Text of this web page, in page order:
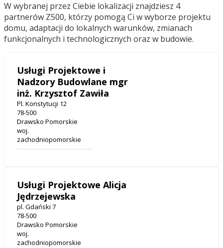
W wybranej przez Ciebie lokalizacji znajdziesz 4
partnerów Z500, którzy pomogą Ci w wyborze projektu
domu, adaptacji do lokalnych warunków, zmianach
funkcjonalnych i technologicznych oraz w budowie.
Usługi Projektowe i
Nadzory Budowlane mgr
inż. Krzysztof Zawiła
Pl. Konstytucji 12
78-500
Drawsko Pomorskie
woj.
zachodniopomorskie
Usługi Projektowe Alicja
Jędrzejewska
pl. Gdański 7
78-500
Drawsko Pomorskie
woj.
zachodniopomorskie